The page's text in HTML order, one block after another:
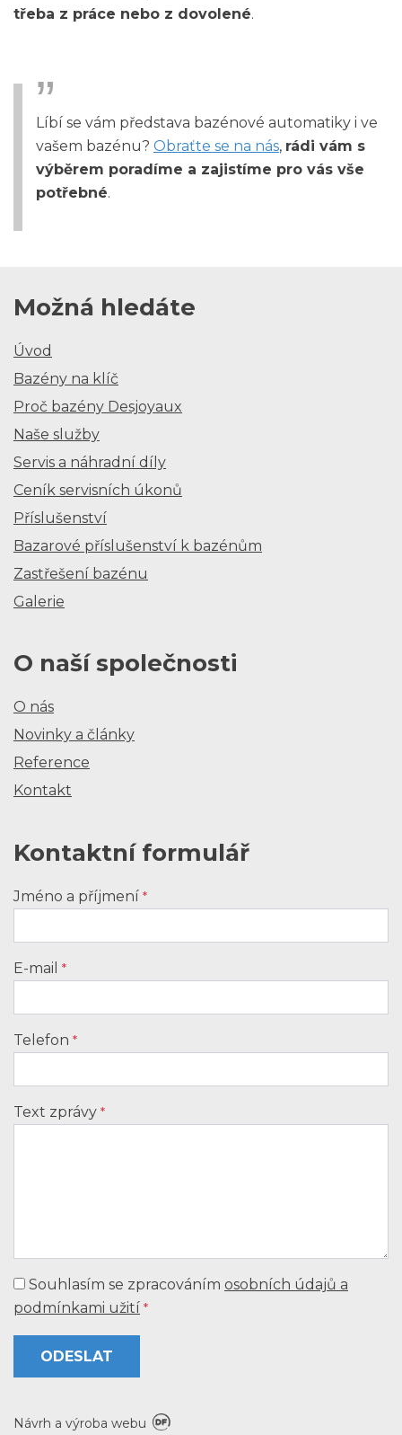
třeba z práce nebo z dovolené.
Líbí se vám představa bazénové automatiky i ve
vašem bazénu? Obraťte se na nás, rádi vám s
výběrem poradíme a zajistíme pro vás vše
potřebné.
Možná hledáte
Úvod
Bazény na klíč
Proč bazény Desjoyaux
Naše služby
Servis a náhradní díly
Ceník servisních úkonů
Příslušenství
Bazarové příslušenství k bazénům
Zastřešení bazénu
Galerie
O naší společnosti
O nás
Novinky a články
Reference
Kontakt
Kontaktní formulář
Jméno a příjmení *
E-mail *
Telefon *
Text zprávy *
Souhlasím se zpracováním osobních údajů a
podmínkami užití *
ODESLAT
Návrh a výroba webu